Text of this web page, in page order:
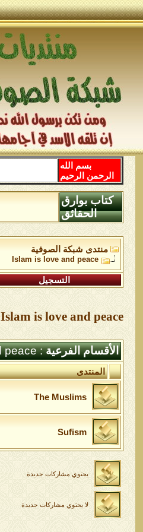
بسم الله
الرحمن الرحيم
كتاب بوارق
الحقائق
منتدى شبكة الصوفية
Islam is love and peace
التسجيل
Islam is love and peace
الأقسام الفرعية: Islam is love and peace
المنتدى
The Muslims
Sufism
يحتوي مشاركات جديدة
لا يحتوي مشاركات جديدة